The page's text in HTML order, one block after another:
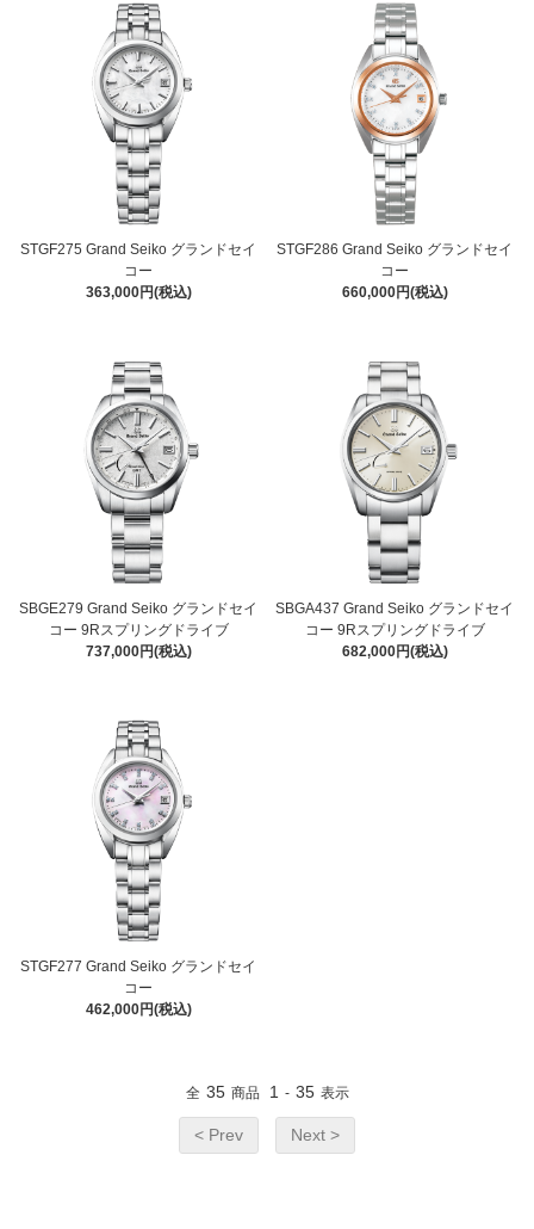
STGF275 Grand Seiko グランドセイ
コー
363,000円(税込)
STGF286 Grand Seiko グランドセイ
コー
660,000円(税込)
SBGE279 Grand Seiko グランドセイ
コー 9Rスプリングドライブ
737,000円(税込)
SBGA437 Grand Seiko グランドセイ
コー 9Rスプリングドライブ
682,000円(税込)
STGF277 Grand Seiko グランドセイ
コー
462,000円(税込)
全 35 商品 1 - 35 表示
< Prev Next >